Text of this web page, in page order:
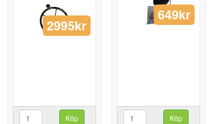
2995kr
Köp
649kr
Köp